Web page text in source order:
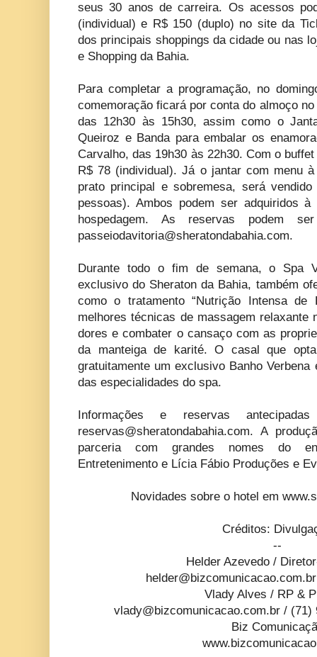
seus 30 anos de carreira. Os acessos
(individual) e R$ 150 (duplo) no site da
dos principais shoppings da cidade ou nas
e Shopping da Bahia.
Para completar a programação, no
comemoração ficará por conta do almoço
das 12h30 às 15h30, assim como o
Queiroz e Banda para embalar os
Carvalho, das 19h30 às 22h30. Com o
R$ 78 (individual). Já o jantar com menu
prato principal e sobremesa, será
pessoas). Ambos podem ser adquiridos
hospedagem. As reservas podem
passeiodavitoria@sheratondabahia.com.
Durante todo o fim de semana, o Spa
exclusivo do Sheraton da Bahia, também
como o tratamento “Nutrição Intensa de
melhores técnicas de massagem
dores e combater o cansaço com as
da manteiga de karité. O casal que
gratuitamente um exclusivo Banho
das especialidades do spa.
Informações e reservas
reservas@sheratondabahia.com. A
parceria com grandes nomes do
Entretenimento e Lícia Fábio Produções e
Novidades sobre o hotel em
Créditos:
--
Helder Azevedo /
helder@bizcomunicacao.com.br
Vlady Alves / RP &
vlady@bizcomunicacao.com.br / (71)
Biz